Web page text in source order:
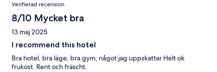
Verifierad recension
8/10 Mycket bra
13 maj 2025
I recommend this hotel
Bra hotel, bra läge, bra gym, något jag uppskattar Helt ok
frukost. Rent och fräscht.